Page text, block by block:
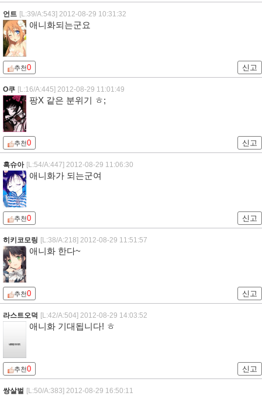
언트 [L:39/A:543] 2012-08-29 10:31:32
애니화되는군요
추천0 신고
O쿠 [L:16/A:445] 2012-08-29 11:01:49
팡X 같은 분위기 ㅎ;
추천0 신고
흑슈아 [L:54/A:447] 2012-08-29 11:06:30
애니화가 되는군여
추천0 신고
히키코모링 [L:38/A:218] 2012-08-29 11:51:57
애니화 한다~
추천0 신고
라스트오덕 [L:42/A:504] 2012-08-29 14:03:52
애니화 기대됩니다! ㅎ
추천0 신고
쌍살벌 [L:50/A:383] 2012-08-29 16:50:11